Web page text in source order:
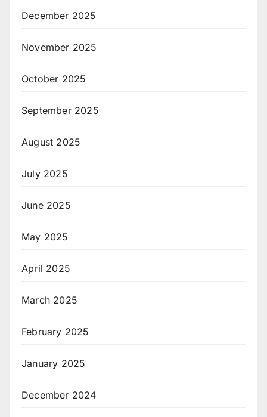
December 2025
November 2025
October 2025
September 2025
August 2025
July 2025
June 2025
May 2025
April 2025
March 2025
February 2025
January 2025
December 2024